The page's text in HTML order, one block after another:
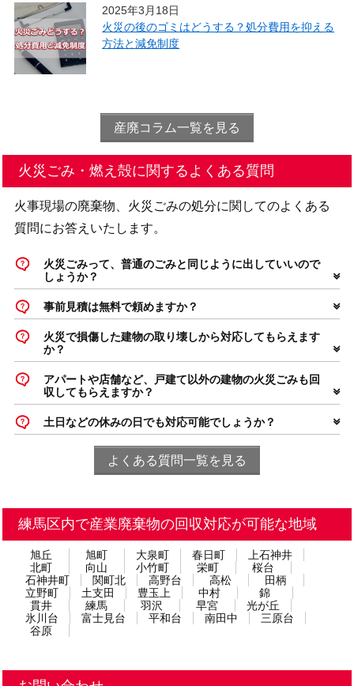
2025年3月18日
火災の後のゴミはどうする？処分費用を抑える
方法と減免制度
産廃コラム一覧を見る
火災ごみ・燃え殻に関するよくある質問
火事現場の廃棄物、火災ごみの処分に関してのよくある
質問にお答えいたします。
火災ごみって、普通のごみと同じように出していいので
しょうか？
事前見積は無料で頼めますか？
火災で損傷した建物の取り壊しから対応してもらえます
か？
アパートや店舗など、戸建て以外の建物の火災ごみも回
収してもらえますか？
土日などの休みの日でも対応可能でしょうか？
よくある質問一覧を見る
練馬区内で産業廃棄物の回収対応が可能な地域
旭丘 旭町 大泉町 春日町
上石神井
北町
向山 小竹町 栄町
桜台
石神井町
関町北 高野台 高松
田柄
立野町
土支田 豊玉上 中村
錦
貫井
練馬 羽沢 早宮
光が丘
氷川台
富士見台 平和台 南田中
三原台
谷原